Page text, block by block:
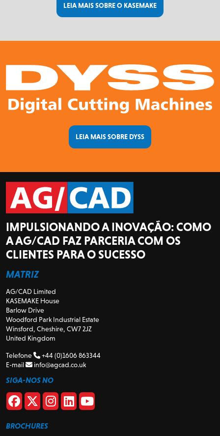
LEIA MAIS SOBRE O KASEMAKE
LEIA MAIS SOBRE DYSS
IMPULSIONANDO A INOVAÇÃO: COMO
A AG/CAD FAZ PARCERIA COM OS
CLIENTES PARA O SUCESSO
MATRIZ
AG/CAD Limited
KASEMAKE House
Barlow Drive
Woodford Park Industrial Estate
Winsford, Cheshire, CW7 2JZ
United Kingdom
Telefone
+44 (0)1606 863344
E-mail
info@agcad.co.uk
SIGA-NOS NO
BROCHURES